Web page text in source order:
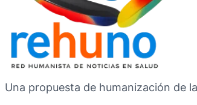
Una propuesta de humanización de